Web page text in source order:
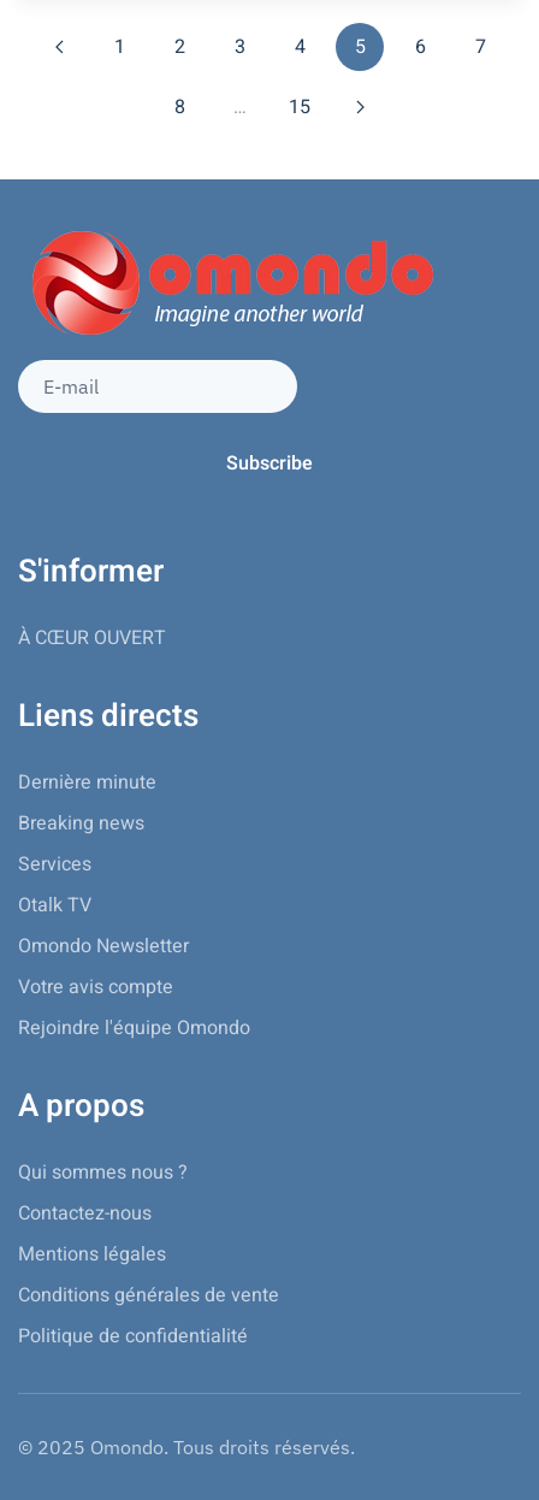
1 2 3 4 5 6 7
8 … 15
S'informer
À CŒUR OUVERT
Liens directs
Dernière minute
Breaking news
Services
Otalk TV
Omondo Newsletter
Votre avis compte
Rejoindre l'équipe Omondo
A propos
Qui sommes nous ?
Contactez-nous
Mentions légales
Conditions générales de vente
Politique de confidentialité
© 2025 Omondo. Tous droits réservés.